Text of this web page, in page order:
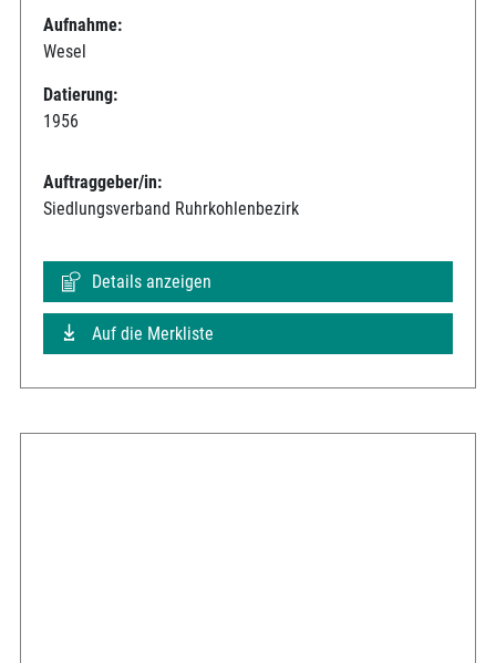
Aufnahme:
Wesel
Datierung:
1956
Auftraggeber/in:
Siedlungsverband Ruhrkohlenbezirk
Details anzeigen
Auf die Merkliste